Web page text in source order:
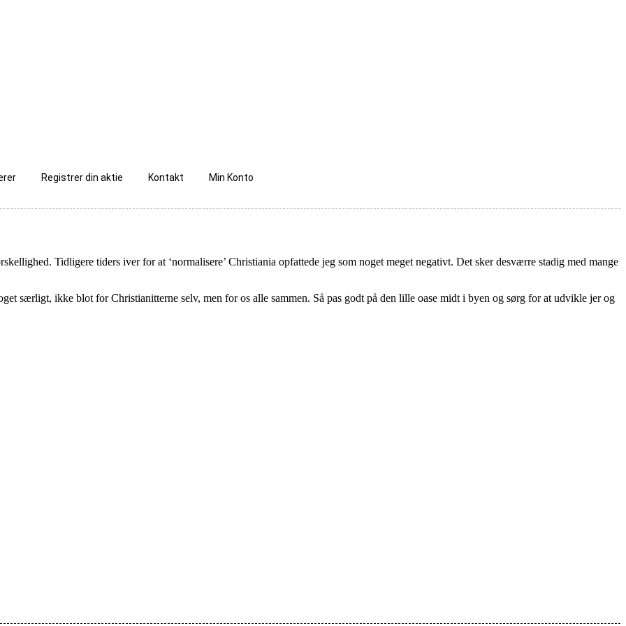
Registrer din aktie Kontakt Min Konto
Tidligere tiders iver for at ‘normalisere’ Christiania opfattede jeg som noget meget negativt. Det sker desværre stadig med mange
særligt, ikke blot for Christianitterne selv, men for os alle sammen. Så pas godt på den lille oase midt i byen og sørg for at udvikle jer og